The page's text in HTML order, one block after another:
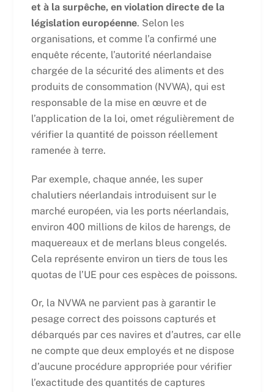
et à la surpêche, en violation directe de la
législation européenne. Selon les
organisations, et comme l’a confirmé une
enquête récente, l’autorité néerlandaise
chargée de la sécurité des aliments et des
produits de consommation (NVWA), qui est
responsable de la mise en œuvre et de
l’application de la loi, omet régulièrement de
vérifier la quantité de poisson réellement
ramenée à terre.
Par exemple, chaque année, les super
chalutiers néerlandais introduisent sur le
marché européen, via les ports néerlandais,
environ 400 millions de kilos de harengs, de
maquereaux et de merlans bleus congelés.
Cela représente environ un tiers de tous les
quotas de l’UE pour ces espèces de poissons.
Or, la NVWA ne parvient pas à garantir le
pesage correct des poissons capturés et
débarqués par ces navires et d’autres, car elle
ne compte que deux employés et ne dispose
d’aucune procédure appropriée pour vérifier
l’exactitude des quantités de captures